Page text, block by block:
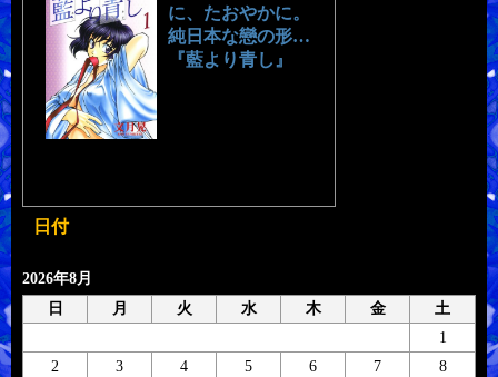
に、たおやかに。
純日本な戀の形…
『藍より青し』
日付
2026年8月
日
月 火 水 木 金
土
1
2
3 4 5 6 7
8